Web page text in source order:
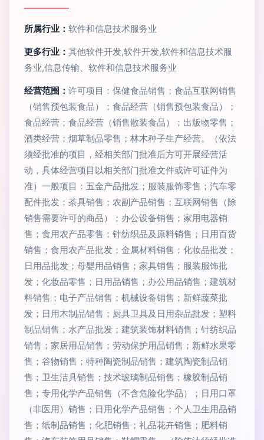
所属行业： 软件和信息技术服务业
更多行业： 其他软件开发,软件开发,软件和信息技术服
务业,信息传输、软件和信息技术服务业
经营范围： 许可项目：保健食品销售；食品互联网销售
（销售预包装食品）；食品经营（销售预包装食品）；
食品经营；食品经营（销售散装食品）；出版物零售；
酒类经营；烟草制品零售；林木种子生产经营。（依法
须经批准的项目，经相关部门批准后方可开展经营活
动，具体经营项目以相关部门批准文件或许可证件为
准）一般项目：五金产品批发；服装服饰零售；汽车零
配件批发；茶具销售；农副产品销售；互联网销售（除
销售需要许可的商品）；办公设备销售；家用电器销
售；食用农产品零售；针纺织品及原料销售；日用百货
销售；食用农产品批发；金属材料销售；化妆品批发；
日用品批发；母婴用品销售；家具销售；服装服饰批
发；化妆品零售；日用品销售；办公用品销售；建筑材
料销售；电子产品销售；机械设备销售；新鲜蔬菜批
发；日用木制品销售；厨具卫具及日用杂品批发；塑料
制品销售；水产品批发；建筑装饰材料销售；针纺织品
销售；家居用品销售；劳动保护用品销售；新鲜水果零
售；谷物销售；特种陶瓷制品销售；建筑陶瓷制品销
售；卫生洁具销售；技术玻璃制品销售；橡胶制品销
售；专用化学产品销售（不含危险化学品）；日用口罩
（非医用）销售；日用化学产品销售；个人卫生用品销
售；纸制品销售；化肥销售；礼品花卉销售；肥料销